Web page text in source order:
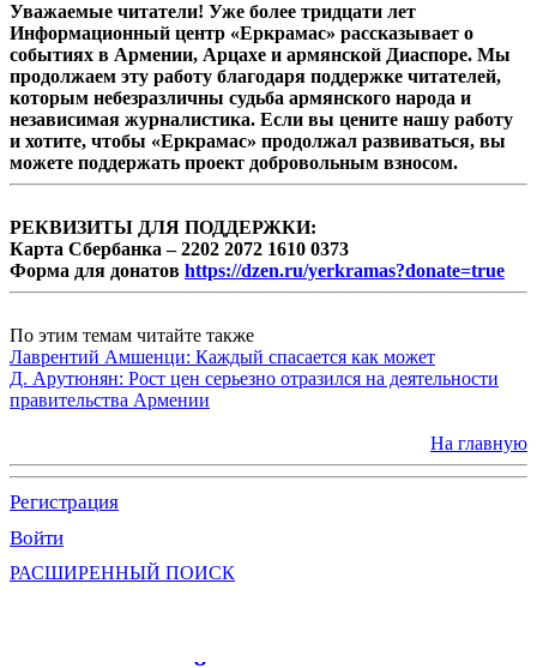
Уважаемые читатели! Уже более тридцати лет
Информационный центр «Еркрамас» рассказывает о
событиях в Армении, Арцахе и армянской Диаспоре. Мы
продолжаем эту работу благодаря поддержке читателей,
которым небезразличны судьба армянского народа и
независимая журналистика. Если вы цените нашу работу
и хотите, чтобы «Еркрамас» продолжал развиваться, вы
можете поддержать проект добровольным взносом.
РЕКВИЗИТЫ ДЛЯ ПОДДЕРЖКИ:
Карта Сбербанка – 2202 2072 1610 0373
Форма для донатов https://dzen.ru/yerkramas?donate=true
По этим темам читайте также
Лаврентий Амшенци: Каждый спасается как может
Д. Арутюнян: Рост цен серьезно отразился на деятельности
правительства Армении
На главную
Регистрация
Войти
РАСШИРЕННЫЙ ПОИСК